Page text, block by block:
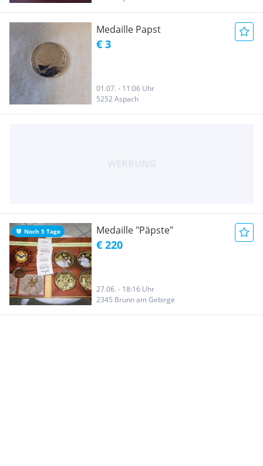
Medaille Papst
€ 3
01.07. - 11:06 Uhr
5252 Aspach
Noch 5 Tage Medaille "Päpste"
€ 220
27.06. - 18:16 Uhr
2345 Brunn am Gebirge